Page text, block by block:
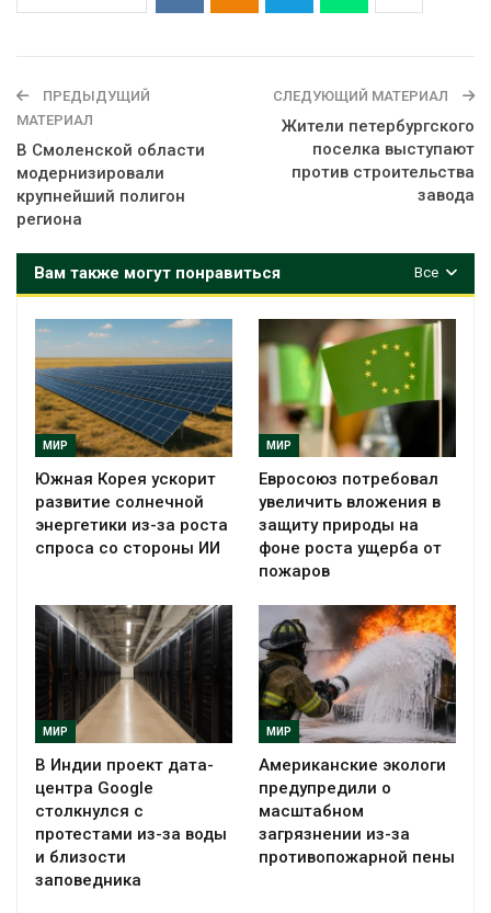
ПРЕДЫДУЩИЙ
МАТЕРИАЛ
В Смоленской области
модернизировали
крупнейший полигон
региона
СЛЕДУЮЩИЙ МАТЕРИАЛ
Жители петербургского
поселка выступают
против строительства
завода
Все
Вам также могут понравиться
МИР
Южная Корея ускорит
развитие солнечной
энергетики из-за роста
спроса со стороны ИИ
МИР
Евросоюз потребовал
увеличить вложения в
защиту природы на
фоне роста ущерба от
пожаров
МИР
В Индии проект дата-
центра Google
столкнулся с
протестами из-за воды
и близости
заповедника
МИР
Американские экологи
предупредили о
масштабном
загрязнении из-за
противопожарной пены